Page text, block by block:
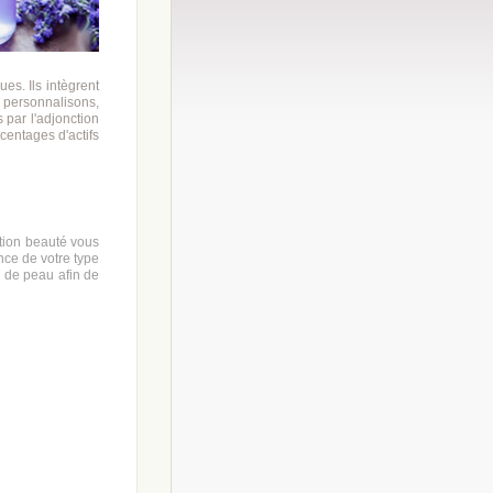
Ils intègrent
par l'adjonction
d'actifs
beauté vous
de votre type
de peau afin de